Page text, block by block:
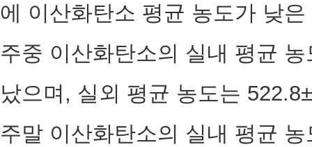
에 이산화탄소 평균 농도가 낮
주중 이산화탄소의 실내 평균
났으며, 실외 평균 농도는
주말 이산화탄소의 실내 평균